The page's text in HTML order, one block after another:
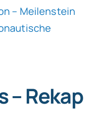
– Meilenstein
– Rekap